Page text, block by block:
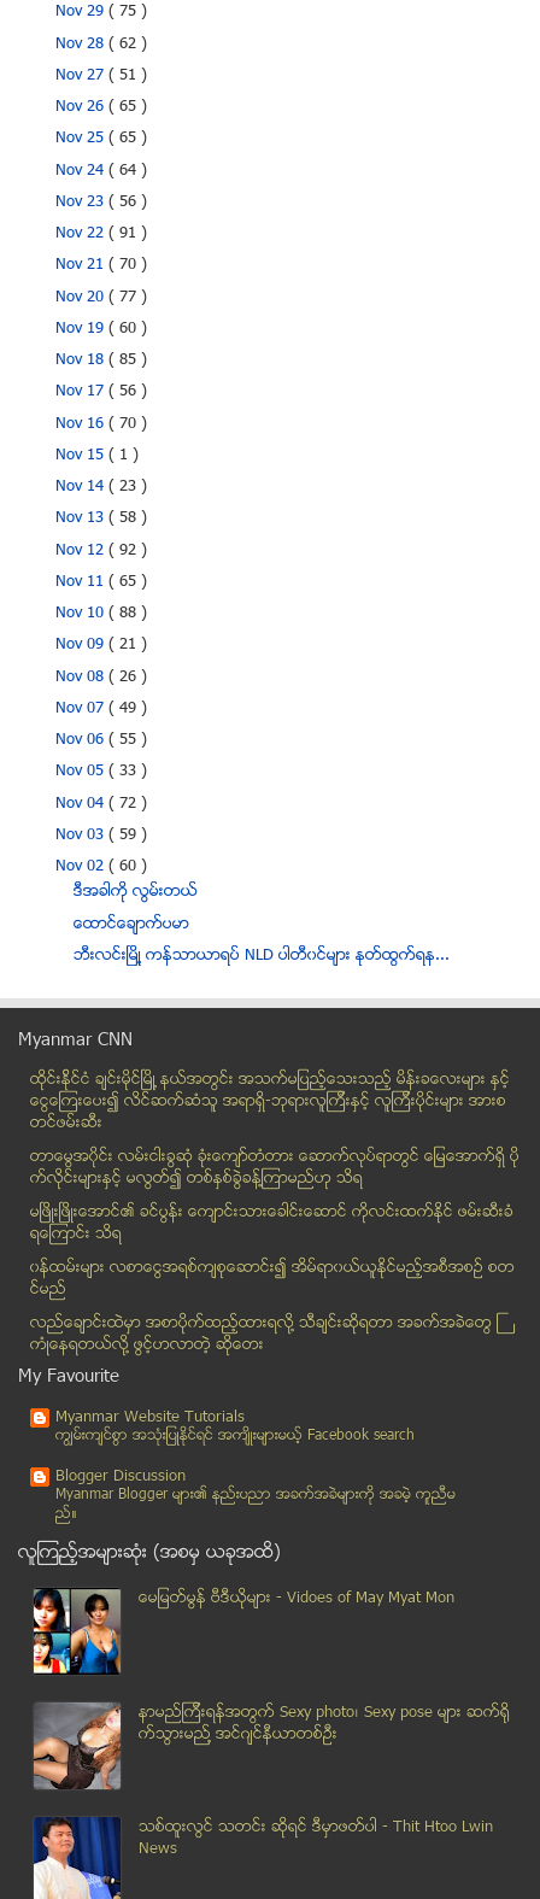
Nov 29( 75 )
Nov 28( 62 )
Nov 27( 51 )
Nov 26( 65 )
Nov 25( 65 )
Nov 24( 64 )
Nov 23( 56 )
Nov 22( 91 )
Nov 21( 70 )
Nov 20( 77 )
Nov 19( 60 )
Nov 18( 85 )
Nov 17( 56 )
Nov 16( 70 )
Nov 15( 1 )
Nov 14( 23 )
Nov 13( 58 )
Nov 12( 92 )
Nov 11( 65 )
Nov 10( 88 )
Nov 09( 21 )
Nov 08( 26 )
Nov 07( 49 )
Nov 06( 55 )
Nov 05( 33 )
Nov 04( 72 )
Nov 03( 59 )
Nov 02( 60 )
ဒီအခါကို လြမ္းတယ္
ေထာင္ေခ်ာက္ပမာ
ဘီးလင္းျမိဳ႔ ကန္သာယာရပ္ NLD ပါတီ၀င္မ်ား ႏုတ္ထြက္ရန...
Facebook သည္ လူမႈဆက္ဆံေရး၏ နိမိတ္ပံုမ်ား အထင္ဟပ္ဆံ...
ဦး႐ုကၡစိုးႏွင့္ မီးစက္သံ တဒုန္းဒုန္း
ဖြံ့ၿဖိဳးတိုးတက္မႈကို ၿခိမ္းေျခာက္ေနေသာ အႏၲရာယ္
လိုင္ဇာ သေဘာတူညီခ်က္လက္မွတ္ထိုးပြဲမွာ က္ကို တက္ေရာ...
တတိယလိင္ ခြင့္ျပဳမည္ဟု ဂ်ာမနီထုတ္ျပန္
ဒီကေန႔ ကစားမယ့္ Premier League ပြဲစဥ္ေတြ အတြက္ ပြ...
ျမန္မာႏိုင္ငံသို႔ ဝင္ေရာက္မည့္ တိုင္ဖုန္းမုန္တိုင္...
ပုဂံတြင္ ေလးေနရာ အင္တာနက္ အခမဲ့အသံုးျပဳႏိုင္
မွတ္တိုင္ (၅၉) အလြန္
ေကာ့ေသာင္း အက်ဥ္းေထာင္မွ အက်ဥ္းသား ၁၀၀ ကို အင္းစိန...
ဆယ္စုႏွစ္အလြန္ ျမန္မာ့ပညာေရး
Facebook ေပၚမွ ဓာတ္ပံုမ်ားေၾကာင့္ Software ပညာရွင္...
သ၀န္ေၾကာင္တဲ့ ခင္ပြန္း
အင္တာဗ်ဴး
ေလ ေၾကာင္းေရေၾကာင္း ရဲတပ္ဖြဲ႕ က တိုက္ခိုက္ေရးယာဥ္ႏ...
လိုင္စင္တစ္ခု ကားႏွစ္စီးပြားယူ မႈမ်ားရွိေန
ဆင္ျဖဴေတာ္နင္း၍ ဆင္ဦးစီးေသဆံုး
သာသနာေရးဝန္ႀကီး သတင္းသမားေတြနဲ႔ေတြ႔မယ္
ဘဟားမားမွ ေၾကာက္စရာ ေရလႊာေလွ်ာစီး
Allergic Rhinitis အလာဂ်ီ ႏွာေခါင္း
Life အသက္ရွိျပီဆိုတာ ဘယ္ေတာ့လဲ (၂)
Myanmar CNN
ထိုင္းနို္င္ငံ ခ်င္းမိုင္ျမိဳ ့နယ္အတြင္း အသက္မျပည့္ေသးသည့္ မိန္းခေလးမ်ား နွင့္
ေငြေၾကးေပး၍ လိင္ဆက္ဆံသူ အရာရွိ-ဘုရားလူၾကီးနွင့္ လူၾကီးပိုင္းမ်ား အားစ
တင္ဖမ္းဆီး
တာေမြအ၀ိုင္း လမ္းငါးခြဆံု ခံုးေက်ာ္တံတား ေဆာက္လုပ္ရာတြင္ ေျမေအာက္ရွိ ပို
က္လိုင္းမ်ားႏွင့္ မလြတ္၍ တစ္ႏွစ္ခြဲခန္႔ၾကာမည္ဟု သိရ
မၿဖိဳးၿဖိဳးေအာင္၏ ခင္ပြန္း ေက်ာင္းသားေခါင္းေဆာင္ ကိုလင္းထက္ႏိုင္ ဖမ္းဆီးခံ
ရေၾကာင္း သိရ
၀န္ထမ္းမ်ား လစာေငြအရစ္က်စုေဆာင္း၍ အိမ္ရာ၀ယ္ယူႏုိင္မည့္အစီအစဥ္ စတ
င္မည္
လည္ေခ်ာင္းထဲမွာ အစာပိုက္ထည့္ထားရလုိ႔ သီခ်င္းဆုိရတာ အခက္အခဲေတြ ႀ
ကံဳေနရတယ္လို႔ ဖြင့္ဟလာတဲ့ ဆုိေတး
My Favourite
Myanmar Website Tutorials
ကၽြမ္းက်င္စြာ အသုံးျပဳႏုိင္ရင္ အက်ိဳးမ်ားမယ့္ Facebook search
Blogger Discussion
Myanmar Blogger မ်ား၏ နည္းပညာ အခက္အခဲမ်ားကုိ အခမဲ့ ကူညီမ
ည္။
လူၾကည့္အမ်ားဆုံး (အစမွ ယခုအထိ)
ေမျမတ္မြန္ ဗီဒီယုိမ်ား - Vidoes of May Myat Mon
နာမည္ၾကီးရန္အတြက္ Sexy photo၊ Sexy pose မ်ား ဆက္ရို
က္သြားမည္႔ အင္ဂ်င္နီယာတစ္ဦး
သစ္ထူးလြင္ သတင္း ဆုိရင္ ဒီမွာဖတ္ပါ - Thit Htoo Lwin
News